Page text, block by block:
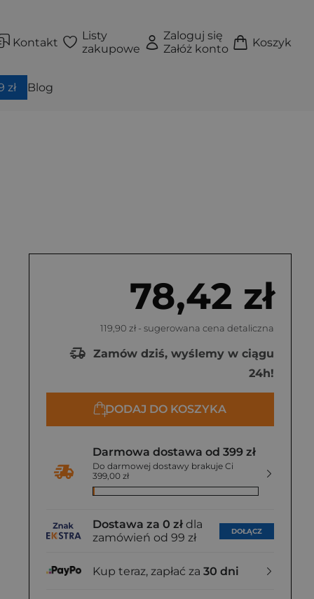
Kontakt
Listy
zakupowe
Zaloguj się
Załóż konto
Koszyk
zł Blog
78,42 zł
119,90 zł - sugerowana cena detaliczna
Zamów dziś, wyślemy w ciągu
24h!
DODAJ DO KOSZYKA
Darmowa dostawa od 399 zł
Do darmowej dostawy brakuje Ci
399,00 zł
Dostawa za 0 zł dla
zamówień od 99 zł
DOŁĄCZ
Kup teraz, zapłać za 30 dni